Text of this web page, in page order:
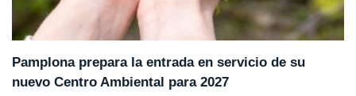
Pamplona prepara la entrada en servicio de su
nuevo Centro Ambiental para 2027